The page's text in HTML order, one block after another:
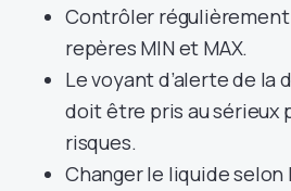
Contrôler régulièrement
repères MIN et MAX.
Le voyant d’alerte de la
doit être pris au sérieux
risques.
Changer le liquide selon